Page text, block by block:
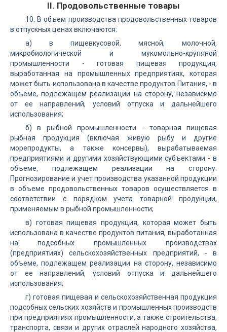
II. Продовольственные товары
10. В объем производства продовольственных товаров
в отпускных ценах включаются:
а) в пищевкусовой, мясной, молочной,
микробиологической и мукомольно-крупяной
промышленности - готовая пищевая продукция,
выработанная на промышленных предприятиях, которая
может быть использована в качестве продуктов Питания, - в
объеме, подлежащем реализации на сторону, независимо
от ее направлений, условий отпуска и дальнейшего
использования;
б) в рыбной промышленности - товарная пищевая
рыбная продукция (включая живую рыбу и другие
морепродукты, а также консервы), вырабатываемая
предприятиями и другими хозяйствующими субъектами - в
объеме, подлежащем реализации на сторону.
Прогнозирование и учет производства указанной продукции
в объеме продовольственных товаров осуществляется в
соответствии с порядком учета товарной продукции,
применяемым в рыбной промышленности;
в) готовая пищевая продукция, которая может быть
использована в качестве продуктов питания, выработанная
на подсобных промышленных производствах
(предприятиях) сельскохозяйственных предприятий, - в
объеме, подлежащем реализации на сторону, независимо
от ее направлений, условий отпуска и дальнейшего
использования;
г) готовая пищевая и сельскохозяйственная продукция
подсобных сельских хозяйств и промышленных производств
при предприятиях промышленности, а также строительства,
транспорта, связи и других отраслей народного хозяйства,